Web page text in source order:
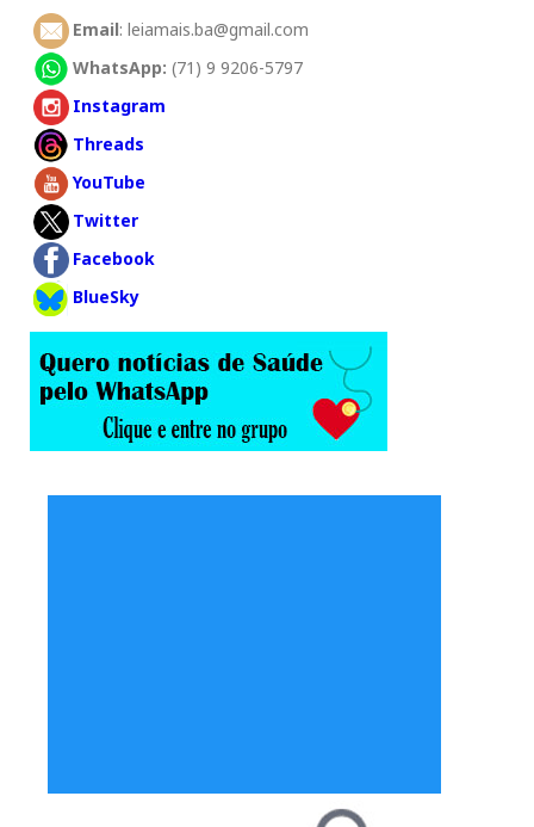
Email: leiamais.ba@gmail.com
WhatsApp: (71) 9 9206-5797
Instagram
Threads
YouTube
Twitter
Facebook
BlueSky